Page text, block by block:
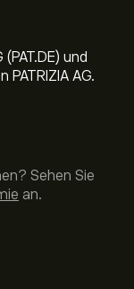
und
AG.
Sehen Sie
an.